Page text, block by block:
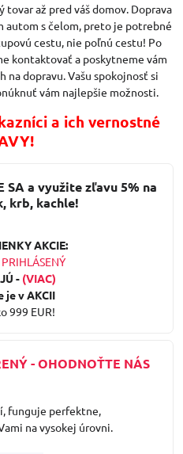
až pred váš domov. Doprava
autom s čelom, preto je potrebné
cestu, nie poľnú cestu! Po
kontaktovať a poskytneme vám
na dopravu. Vašu spokojnosť si
vám najlepšie možnosti.
a ich vernostné
SA a využite zľavu 5% na
krb, kachle!
/
5
AKCIE:
PRIHLÁSENÝ
- (VIAC)
je v AKCII
999 EUR!
- OHODNOŤTE NÁS
5funguje perfektne,
na vysokej úrovni.